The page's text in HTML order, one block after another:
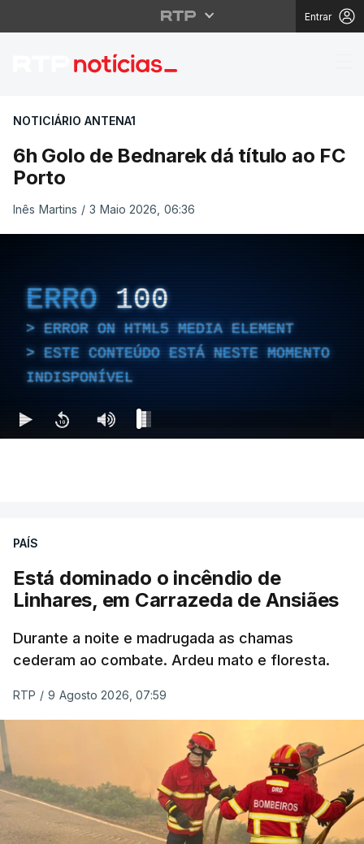
Entrar
6h Golo de Bednarek
NOTICIÁRIO ANTENA1
6h Golo de Bednarek dá título ao FC
Porto
Inês Martins / 3 Maio 2026, 06:36
ERRO 100
ERROR ON HTML5 MEDIA ELEMENT
ESTE CONTEÚDO ESTÁ NESTE MOMENTO
INDISPONÍVEL
PAÍS
Está dominado o incêndio de
Linhares, em Carrazeda de Ansiães
Durante a noite e madrugada as chamas
cederam ao combate. Ardeu mato e floresta.
RTP / 9 Agosto 2026, 07:59